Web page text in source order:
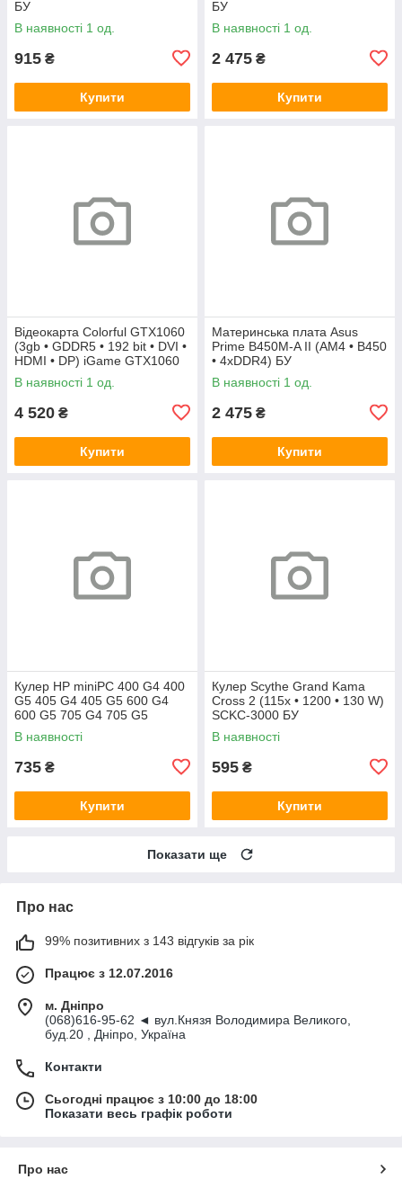
БУ
В наявності 1 од.
915 ₴
Купити
БУ
В наявності 1 од.
2 475 ₴
Купити
Відеокарта Colorful GTX1060
(3gb • GDDR5 • 192 bit • DVI •
HDMI • DP) iGame GTX1060
Vulcan U 3G БУ
В наявності 1 од.
4 520 ₴
Купити
Материнська плата Asus
Prime B450M-A II (AM4 • B450
• 4xDDR4) БУ
В наявності 1 од.
2 475 ₴
Купити
Кулер HP miniPC 400 G4 400
G5 405 G4 405 G5 600 G4
600 G5 705 G4 705 G5
(L19561-001)
В наявності
735 ₴
Купити
Кулер Scythe Grand Kama
Cross 2 (115x • 1200 • 130 W)
SCKC-3000 БУ
В наявності
595 ₴
Купити
Показати ще
Про нас
99% позитивних з 143 відгуків за рік
Працює з 12.07.2016
м. Дніпро
(068)616-95-62 ◄ вул.Князя Володимира Великого,
буд.20 , Дніпро, Україна
Контакти
Сьогодні працює з 10:00 до 18:00
Показати весь графік роботи
Про нас